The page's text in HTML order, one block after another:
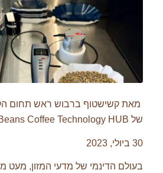
מאת קשישטוף ברבוש ראש תחום
של Hard Beans Coffee Technology HUB
30 ביולי, 2023
בעולם הדינמי של מדעי המזון, מעט